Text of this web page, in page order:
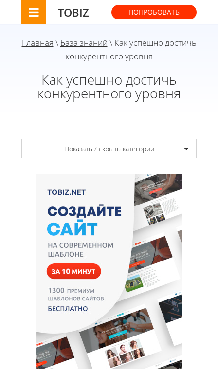
TOBIZ ПОПРОБОВАТЬ
Главная \ База знаний \ Как успешно достичь
конкурентного уровня
Как успешно достичь
конкурентного уровня
Показать / скрыть категории